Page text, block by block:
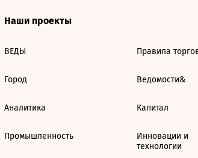
Наши проекты
ВЕДЫ
Город
Аналитика
Промышленность
Правила
Ведомости&
Капитал
Инновации и
технологии